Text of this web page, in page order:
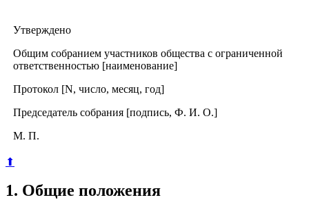
Утверждено
Общим собранием участников общества с ограниченной
ответственностью [наименование]
Протокол [N, число, месяц, год]
Председатель собрания [подпись, Ф. И. О.]
М. П.
⬆
1. Общие положения